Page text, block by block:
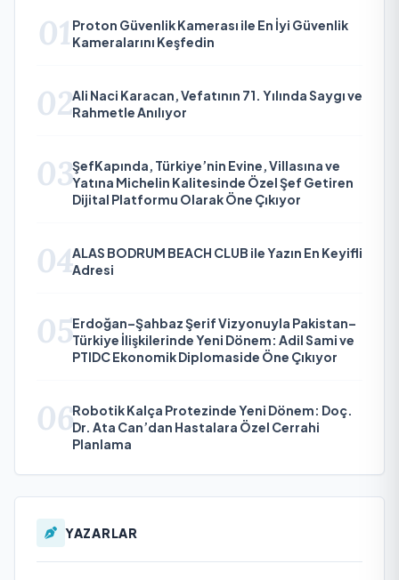
01 Proton Güvenlik Kamerası ile En İyi Güvenlik
Kameralarını Keşfedin
02Ali Naci Karacan, Vefatının 71. Yılında Saygı ve
Rahmetle Anılıyor
03ŞefKapında, Türkiye’nin Evine, Villasına ve
Yatına Michelin Kalitesinde Özel Şef Getiren
Dijital Platformu Olarak Öne Çıkıyor
04ALAS BODRUM BEACH CLUB ile Yazın En Keyifli
Adresi
05Erdoğan–Şahbaz Şerif Vizyonuyla Pakistan–
Türkiye İlişkilerinde Yeni Dönem: Adil Sami ve
PTIDC Ekonomik Diplomaside Öne Çıkıyor
06Robotik Kalça Protezinde Yeni Dönem: Doç.
Dr. Ata Can’dan Hastalara Özel Cerrahi
Planlama
YAZARLAR